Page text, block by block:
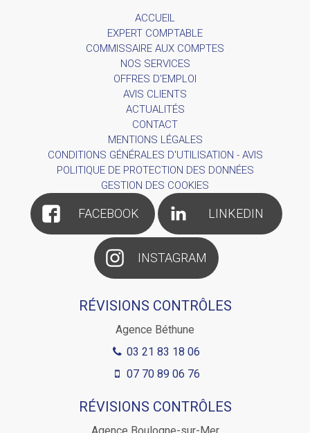
ACCUEIL
EXPERT COMPTABLE
COMMISSAIRE AUX COMPTES
NOS SERVICES
OFFRES D'EMPLOI
AVIS CLIENTS
ACTUALITÉS
CONTACT
MENTIONS LÉGALES
CONDITIONS GÉNÉRALES D'UTILISATION - AVIS
POLITIQUE DE PROTECTION DES DONNÉES
GESTION DES COOKIES
FACEBOOK LINKEDIN
INSTAGRAM
RÉVISIONS CONTRÔLES
Agence Béthune
03 21 83 18 06
07 70 89 06 76
RÉVISIONS CONTRÔLES